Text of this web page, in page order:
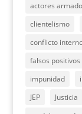
actores
clientelismo
conflicto
falsos positivos
impunidad
JEP
Justicia